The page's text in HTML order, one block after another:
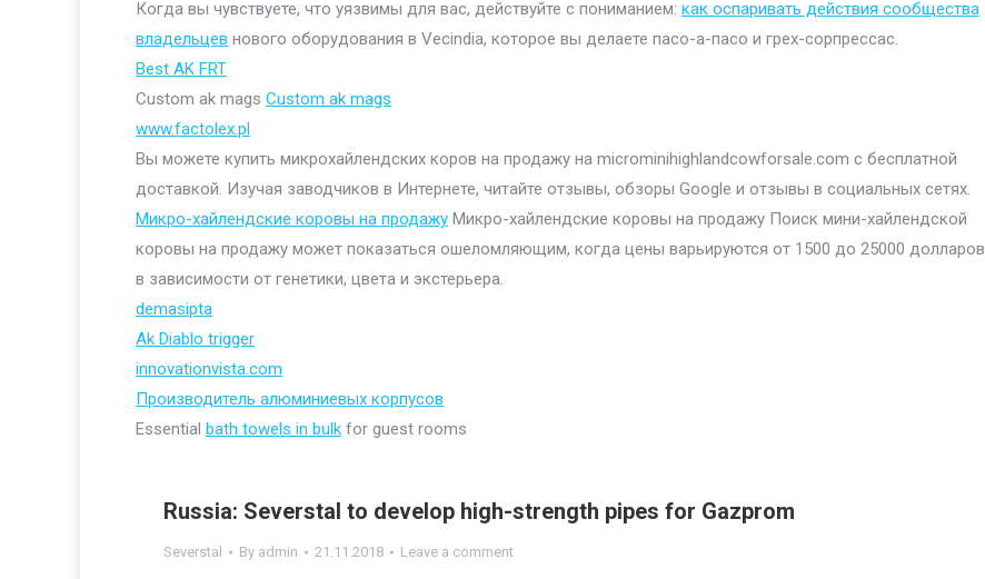
Когда вы чувствуете, что уязвимы для вас, действуйте с пониманием: как оспаривать действия сообщества
владельцев нового оборудования в Vecindia, которое вы делаете пасо-а-пасо и грех-сорпрессас.
Best AK FRT
Custom ak mags Custom ak mags
www.factolex.pl
Вы можете купить микрохайлендских коров на продажу на microminihighlandcowforsale.com с бесплатной
доставкой. Изучая заводчиков в Интернете, читайте отзывы, обзоры Google и отзывы в социальных сетях.
Микро-хайлендские коровы на продажу Микро-хайлендские коровы на продажу Поиск мини-хайлендской
коровы на продажу может показаться ошеломляющим, когда цены варьируются от 1500 до 25000 долларов
в зависимости от генетики, цвета и экстерьера.
demasipta
Ak Diablo trigger
innovationvista.com
Производитель алюминиевых корпусов
Essential bath towels in bulk for guest rooms
Russia: Severstal to develop high-strength pipes for Gazprom
Severstal By admin 21.11.2018 Leave a comment